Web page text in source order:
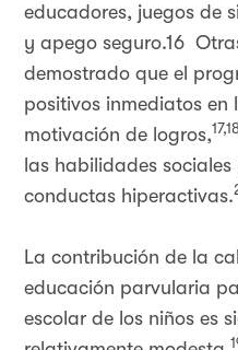
educadores, juegos de
y apego seguro.16
demostrado que el
positivos inmediatos
motivación de logros,17,18
las habilidades
conductas hiperactivas.
La contribución de la
educación parvularia
escolar de los niños es